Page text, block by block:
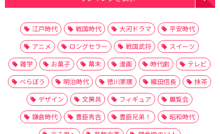
江戸時代 戦国時代 大河ドラマ
平安時代
アニメ
ロングセラー 戦国武将
スイーツ
雑学
お菓子 幕末 漫画 時代劇
テレビ
べらぼう
明治時代 徳川家康 織田信長
抹茶
デザイン
文房具 フィギュア
展覧会
鎌倉時代
豊臣秀吉 豊臣兄弟！
昭和時代